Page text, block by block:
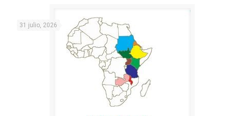
31 julio, 2026